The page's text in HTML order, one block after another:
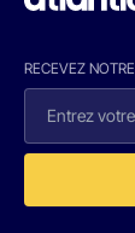
RECEVEZ